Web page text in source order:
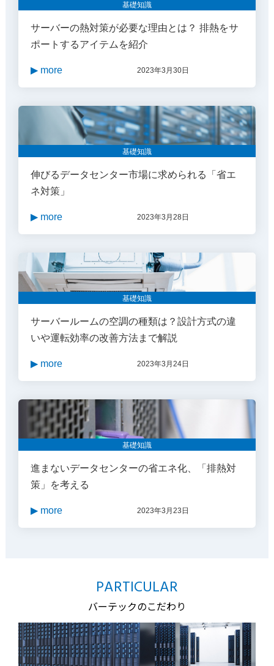
基礎知識
サーバーの熱対策が必要な理由とは？ 排熱をサ
ポートするアイテムを紹介
▶ more 2023年3月30日
基礎知識
伸びるデータセンター市場に求められる「省エ
ネ対策」
▶ more 2023年3月28日
基礎知識
サーバールームの空調の種類は？設計方式の違
いや運転効率の改善方法まで解説
▶ more 2023年3月24日
基礎知識
進まないデータセンターの省エネ化、「排熱対
策」を考える
▶ more 2023年3月23日
PARTICULAR
バーテックのこだわり